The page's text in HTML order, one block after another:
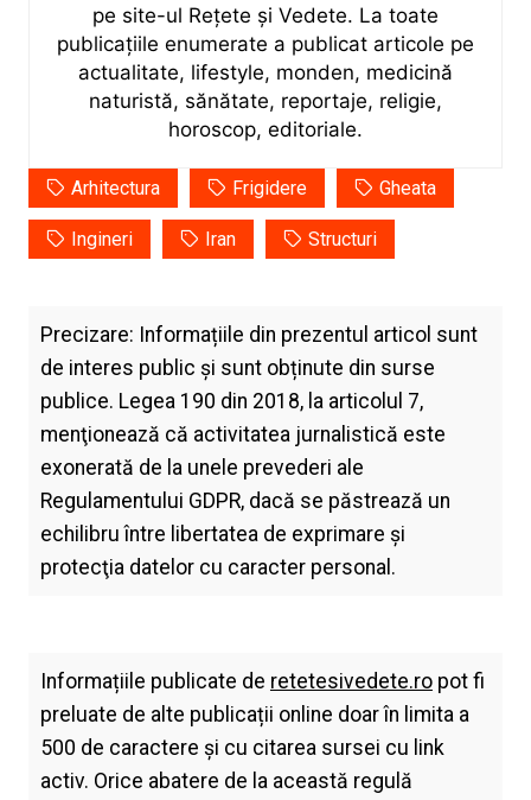
pe site-ul Rețete și Vedete. La toate
publicațiile enumerate a publicat articole pe
actualitate, lifestyle, monden, medicină
naturistă, sănătate, reportaje, religie,
horoscop, editoriale.
Arhitectura Frigidere Gheata
Ingineri Iran Structuri
Precizare: Informațiile din prezentul articol sunt
de interes public și sunt obținute din surse
publice. Legea 190 din 2018, la articolul 7,
menţionează că activitatea jurnalistică este
exonerată de la unele prevederi ale
Regulamentului GDPR, dacă se păstrează un
echilibru între libertatea de exprimare şi
protecţia datelor cu caracter personal.
Informațiile publicate de retetesivedete.ropot fi
preluate de alte publicații online doar în limita a
500 de caractere și cu citarea sursei cu link
activ. Orice abatere de la această regulă